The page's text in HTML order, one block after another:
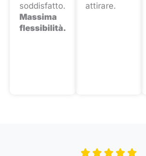
soddisfatto.
Massima
flessibilità.
attirare.